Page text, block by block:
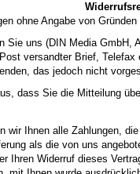
ohne Angabe von
Sie uns (DIN Media
versandter Brief,
das jedoch nicht
dass Sie die Mitteilung
wir Ihnen alle Zahlungen,
als die von uns
Ihren Widerruf dieses